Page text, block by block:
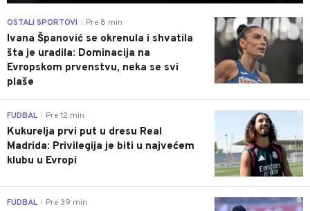
0
OSTALI SPORTOVI Pre 8 min
Ivana Španović se okrenula i shvatila
šta je uradila: Dominacija na
Evropskom prvenstvu, neka se svi
plaše
0
FUDBAL Pre 12 min
Kukurelja prvi put u dresu Real
Madrida: Privilegija je biti u najvećem
klubu u Evropi
0
FUDBAL Pre 39 min